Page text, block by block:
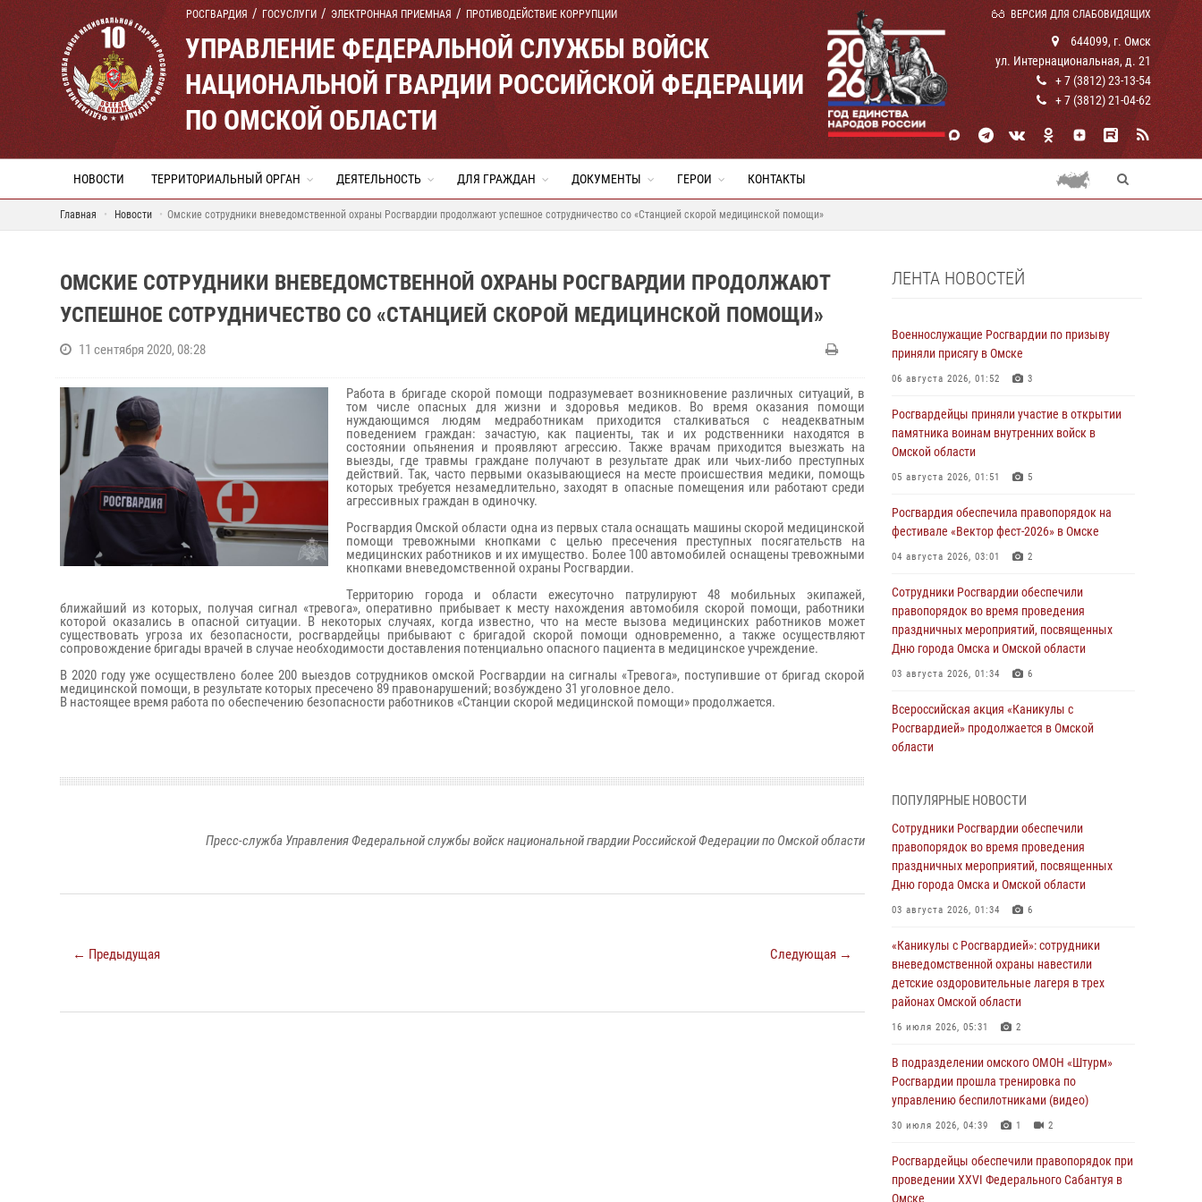
РОСГВАРДИЯ ГОСУСЛУГИ ЭЛЕКТРОННАЯ ПРИЕМНАЯ ПРОТИВОДЕЙСТВИЕ КОРРУПЦИИ ВЕРСИЯ ДЛЯ СЛАБОВИДЯЩИХ
УПРАВЛЕНИЕ ФЕДЕРАЛЬНОЙ СЛУЖБЫ ВОЙСК
НАЦИОНАЛЬНОЙ ГВАРДИИ РОССИЙСКОЙ ФЕДЕРАЦИИ
ПО ОМСКОЙ ОБЛАСТИ
644099, г. Омск
ул. Интернациональная, д. 21
+ 7 (3812) 23-13-54
+ 7 (3812) 21-04-62
НОВОСТИ ТЕРРИТОРИАЛЬНЫЙ ОРГАН ДЕЯТЕЛЬНОСТЬ ДЛЯ ГРАЖДАН ДОКУМЕНТЫ ГЕРОИ КОНТАКТЫ
Главная Новости Омские сотрудники вневедомственной охраны Росгвардии продолжают успешное сотрудничество со «Станцией скорой медицинской помощи»
ОМСКИЕ СОТРУДНИКИ ВНЕВЕДОМСТВЕННОЙ ОХРАНЫ РОСГВАРДИИ ПРОДОЛЖАЮТ
УСПЕШНОЕ СОТРУДНИЧЕСТВО СО «СТАНЦИЕЙ СКОРОЙ МЕДИЦИНСКОЙ ПОМОЩИ»
11 сентября 2020, 08:28
Работа в бригаде скорой помощи подразумевает возникновение различных ситуаций, в
том числе опасных для жизни и здоровья медиков. Во время оказания помощи
нуждающимся людям медработникам приходится сталкиваться с неадекватным
поведением граждан: зачастую, как пациенты, так и их родственники находятся в
состоянии опьянения и проявляют агрессию. Также врачам приходится выезжать на
выезды, где травмы граждане получают в результате драк или чьих-либо преступных
действий. Так, часто первыми оказывающиеся на месте происшествия медики, помощь
которых требуется незамедлительно, заходят в опасные помещения или работают среди
агрессивных граждан в одиночку.
Росгвардия Омской области одна из первых стала оснащать машины скорой медицинской
помощи тревожными кнопками с целью пресечения преступных посягательств на
медицинских работников и их имущество. Более 100 автомобилей оснащены тревожными
кнопками вневедомственной охраны Росгвардии.
Территорию города и области ежесуточно патрулируют 48 мобильных экипажей,
ближайший из которых, получая сигнал «тревога», оперативно прибывает к месту нахождения автомобиля скорой помощи, работники
которой оказались в опасной ситуации. В некоторых случаях, когда известно, что на месте вызова медицинских работников может
существовать угроза их безопасности, росгвардейцы прибывают с бригадой скорой помощи одновременно, а также осуществляют
сопровождение бригады врачей в случае необходимости доставления потенциально опасного пациента в медицинское учреждение.
В 2020 году уже осуществлено более 200 выездов сотрудников омской Росгвардии на сигналы «Тревога», поступившие от бригад скорой
медицинской помощи, в результате которых пресечено 89 правонарушений; возбуждено 31 уголовное дело.
В настоящее время работа по обеспечению безопасности работников «Станции скорой медицинской помощи» продолжается.
Пресс-служба Управления Федеральной службы войск национальной гвардии Российской Федерации по Омской области
← Предыдущая Следующая →
ЛЕНТА НОВОСТЕЙ
Военнослужащие Росгвардии по призыву
приняли присягу в Омске
06 августа 2026, 01:52 3
Росгвардейцы приняли участие в открытии
памятника воинам внутренних войск в
Омской области
05 августа 2026, 01:51 5
Росгвардия обеспечила правопорядок на
фестивале «Вектор фест-2026» в Омске
04 августа 2026, 03:01 2
Сотрудники Росгвардии обеспечили
правопорядок во время проведения
праздничных мероприятий, посвященных
Дню города Омска и Омской области
03 августа 2026, 01:34 6
Всероссийская акция «Каникулы с
Росгвардией» продолжается в Омской
области
В подразделении омского ОМОН «Штурм»
Росгвардии прошла тренировка по
управлению беспилотниками (видео)
30 июля 2026, 04:39 1 2
Росгвардия обеспечила безопасность
Победы» в Омске
29 июля 2026, 01:49 2
Росгвардейцы приняли участие в крестном
ходе в День крещения Руси в Омске
При содействии спецназа Росгвардии
пресечены нарушения миграционного
законодательства в Омске (видео)
Росгвардия обеспечила правопорядок на
ПОПУЛЯРНЫЕ НОВОСТИ
Сотрудники Росгвардии обеспечили
правопорядок во время проведения
праздничных мероприятий, посвященных
Дню города Омска и Омской области
03 августа 2026, 01:34 6
«Каникулы с Росгвардией»: сотрудники
вневедомственной охраны навестили
детские оздоровительные лагеря в трех
районах Омской области
16 июля 2026, 05:31 2
В подразделении омского ОМОН «Штурм»
Росгвардии прошла тренировка по
управлению беспилотниками (видео)
30 июля 2026, 04:39 1 2
Росгвардейцы обеcпечили правопорядок при
проведении XXVI Федерального Сабантуя в
Омске